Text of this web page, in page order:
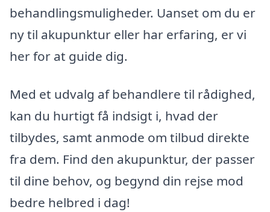
behandlingsmuligheder. Uanset om du er
ny til akupunktur eller har erfaring, er vi
her for at guide dig.
Med et udvalg af behandlere til rådighed,
kan du hurtigt få indsigt i, hvad der
tilbydes, samt anmode om tilbud direkte
fra dem. Find den akupunktur, der passer
til dine behov, og begynd din rejse mod
bedre helbred i dag!